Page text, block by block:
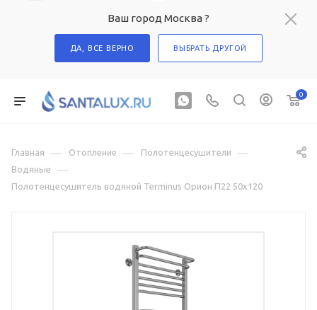
Ваш город Москва ?
ДА, ВСЕ ВЕРНО ВЫБРАТЬ ДРУГОЙ
0
Главная — Отопление — Полотенцесушители —
Водяные —
Полотенцесушитель водяной Terminus Орион П22 50х120